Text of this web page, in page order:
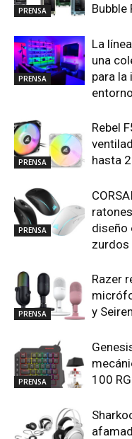
PRENSA
Bubble
PRENSA
La
una
para
entorno
PRENSA
Rebel
hasta
PRENSA
diseño
zurdos
PRENSA
Razer
y
PRENSA
100